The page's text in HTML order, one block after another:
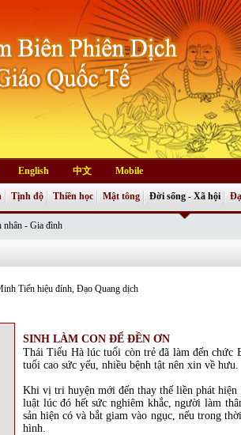
English 中文 Mobile
Tịnh độ Thiền học Mật tông Đời sống - Xã hội
nhân - Gia đình
Tiến hiệu đính, Đạo Quang dịch
SINH LÀM CON ĐỂ ĐỀN ƠN
Thái Tiểu Hà lúc tuổi còn trẻ đã làm đến
tuổi cao sức yếu, nhiều bệnh tật nên xin về hưu.
Khi vị tri huyện mới đến thay thế liền phát hiện
luật lúc đó hết sức nghiêm khắc, người làm
sản hiện có và bắt giam vào ngục, nếu trong
hình.